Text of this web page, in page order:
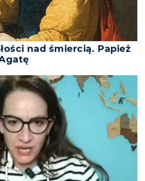
nad śmiercią. Papież